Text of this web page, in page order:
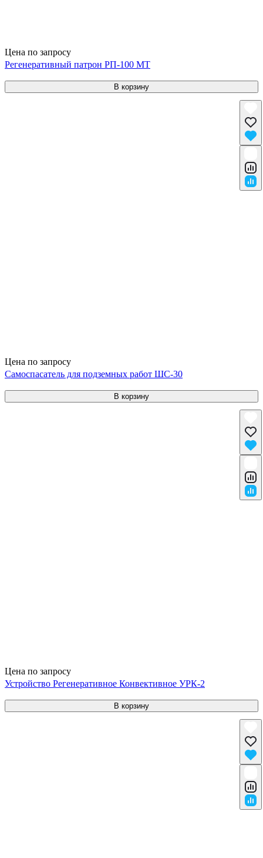
Цена по запросу
Регенеративный патрон РП-100 МТ
В корзину
Цена по запросу
Самоспасатель для подземных работ ШС-30
В корзину
Цена по запросу
Устройство Регенеративное Конвективное УРК-2
В корзину